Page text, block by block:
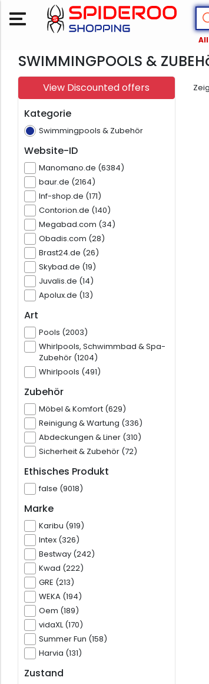
All
SWIMMINGPOOLS &
View Discounted offers
Kategorie
Swimmingpools & Zubehör
Website-ID
Manomano.de (6384)
baur.de (2164)
Inf-shop.de (171)
Contorion.de (140)
Megabad.com (34)
Obadis.com (28)
Brast24.de (26)
Skybad.de (19)
Juvalis.de (14)
Apolux.de (13)
Art
Pools (2003)
Whirlpools, Schwimmbad & Spa-
Zubehör (1204)
Whirlpools (491)
Zubehör
Möbel & Komfort (629)
Reinigung & Wartung (336)
Abdeckungen & Liner (310)
Sicherheit & Zubehör (72)
Ethisches Produkt
false (9018)
Marke
Karibu (919)
Intex (326)
Bestway (242)
Kwad (222)
GRE (213)
WEKA (194)
Oem (189)
vidaXL (170)
Summer Fun (158)
Harvia (131)
Zustand